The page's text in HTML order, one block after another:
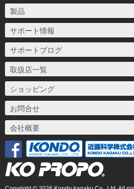
製品
サポート情報
サポートブログ
取扱店一覧
ショッピング
お問合せ
会社概要